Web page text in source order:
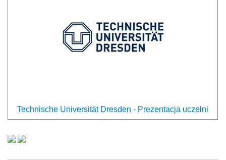
Technische Universität Dresden - Prezentacja uczelni